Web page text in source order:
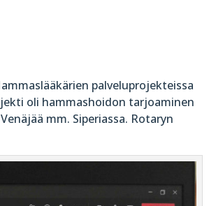
palveluprojekteissa
oli hammashoidon tarjoaminen
mm. Siperiassa. Rotaryn